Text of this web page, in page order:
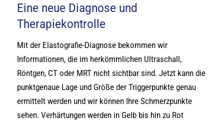
Eine neue Diagnose und
Therapiekontrolle
Mit der Elastografie-Diagnose bekommen wir
Informationen, die im herkömmlichen Ultraschall,
Röntgen, CT oder MRT nicht sichtbar sind. Jetzt kann die
punktgenaue Lage und Größe der Triggerpunkte genau
ermittelt werden und wir können Ihre Schmerzpunkte
sehen. Verhärtungen werden in Gelb bis hin zu Rot